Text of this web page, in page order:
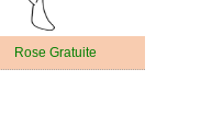
Rose Gratuite